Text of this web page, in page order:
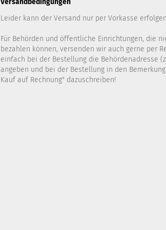
Versandbedingungen
Leider kann der Versand nur per Vorkasse
Für Behörden und öffentliche Einrichtungen, die
bezahlen können, versenden wir auch gerne per
einfach bei der Bestellung die Behördenadresse
angeben und bei der Bestellung in den
Kauf auf Rechnung" dazuschreiben!